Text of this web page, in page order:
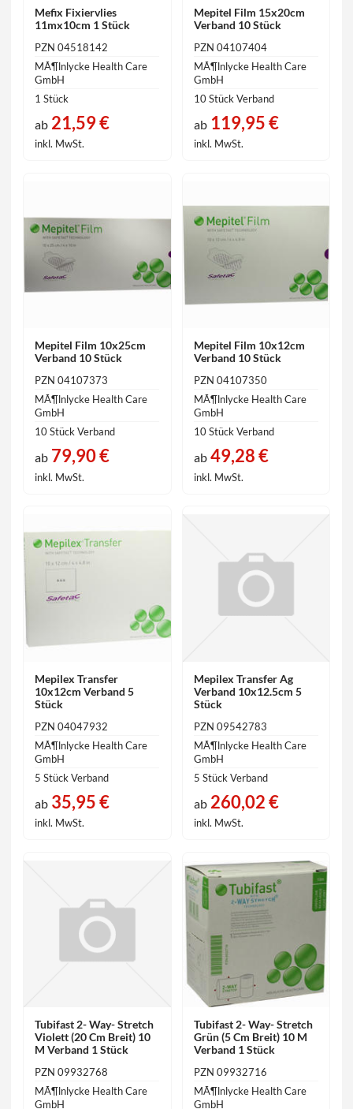
Mefix Fixiervlies
11mx10cm 1 Stück
PZN 04518142
MÃ¶lnlycke Health Care
GmbH
1 Stück
ab 21,59 €
inkl. MwSt.
Mepitel Film 15x20cm
Verband 10 Stück
PZN 04107404
MÃ¶lnlycke Health Care
GmbH
10 Stück Verband
ab119,95 €
inkl. MwSt.
Mepitel Film 10x25cm
Verband 10 Stück
PZN 04107373
MÃ¶lnlycke Health Care
GmbH
10 Stück Verband
ab 79,90 €
inkl. MwSt.
Mepitel Film 10x12cm
Verband 10 Stück
PZN 04107350
MÃ¶lnlycke Health Care
GmbH
10 Stück Verband
ab49,28 €
inkl. MwSt.
Mepilex Transfer
10x12cm Verband 5
Stück
PZN 04047932
MÃ¶lnlycke Health Care
GmbH
5 Stück Verband
ab 35,95 €
inkl. MwSt.
Mepilex Transfer Ag
Verband 10x12.5cm 5
Stück
PZN 09542783
MÃ¶lnlycke Health Care
GmbH
5 Stück Verband
ab260,02 €
inkl. MwSt.
Tubifast 2- Way- Stretch
Violett (20 Cm Breit) 10
M Verband 1 Stück
PZN 09932768
MÃ¶lnlycke Health Care
GmbH
Tubifast 2- Way- Stretch
Grün (5 Cm Breit) 10 M
Verband 1 Stück
PZN 09932716
MÃ¶lnlycke Health Care
GmbH